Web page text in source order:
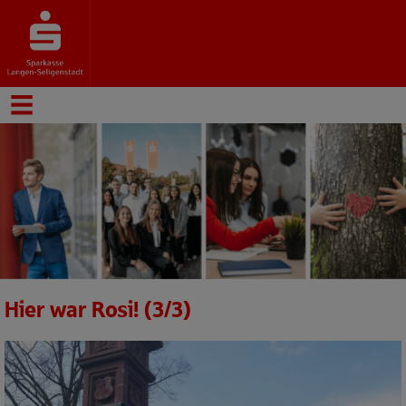
Hier war Rosi! (3/3)